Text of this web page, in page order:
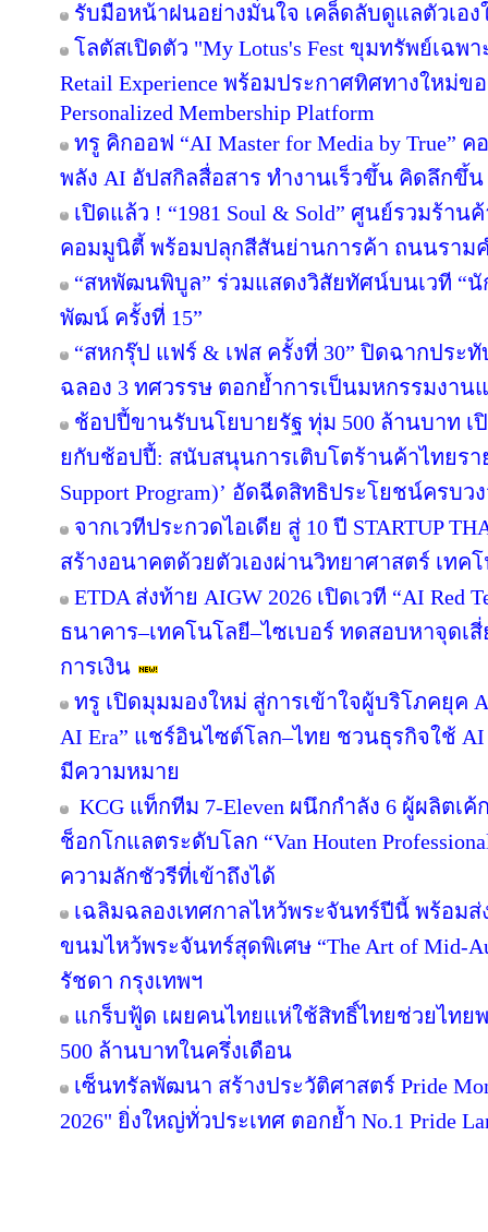
รับมือหน้าฝนอย่างมั่นใจ เคล็ดลับดูแลตัวเอง
โลตัสเปิดตัว "My Lotus's Fest ขุมทรัพย์เฉ
Retail Experience พร้อมประกาศทิศทางใหม่ขอ
Personalized Membership Platform
ทรู คิกออฟ “AI Master for Media by True”
พลัง AI อัปสกิลสื่อสาร ทำงานเร็วขึ้น คิดลึกขึ้
เปิดแล้ว ! “1981 Soul & Sold” ศูนย์รวมร้
คอมมูนิตี้ พร้อมปลุกสีสันย่านการค้า ถนนราม
“สหพัฒนพิบูล” ร่วมแสดงวิสัยทัศน์บนเวที “
พัฒน์ ครั้งที่ 15”
“สหกรุ๊ป แฟร์ & เฟส ครั้งที่ 30” ปิดฉากประ
ฉลอง 3 ทศวรรษ ตอกย้ำการเป็นมหกรรมงา
ช้อปปี้ขานรับนโยบายรัฐ ทุ่ม 500 ล้านบาท เ
ยกับช้อปปี้: สนับสนุนการเติบโตร้านค้าไทยรา
Support Program)’ อัดฉีดสิทธิประโยชน์ครบว
จากเวทีประกวดไอเดีย สู่ 10 ปี STARTUP
สร้างอนาคตด้วยตัวเองผ่านวิทยาศาสตร์ เทค
ETDA ส่งท้าย AIGW 2026 เปิดเวที “AI Red
ธนาคาร–เทคโนโลยี–ไซเบอร์ ทดสอบหาจุดเ
การเงิน
ทรู เปิดมุมมองใหม่ สู่การเข้าใจผู้บริโภคยุค
AI Era” แชร์อินไซต์โลก–ไทย ชวนธุรกิจใช้
มีความหมาย
KCG แท็กทีม 7-Eleven ผนึกกำลัง 6 ผู้ผลิตเ
ช็อกโกแลตระดับโลก “Van Houten
ความลักชัวรีที่เข้าถึงได้
เฉลิมฉลองเทศกาลไหว้พระจันทร์ปีนี้ พร้อม
ขนมไหว้พระจันทร์สุดพิเศษ “The Art of Mid-
รัชดา กรุงเทพฯ
แกร็บฟู้ด เผยคนไทยแห่ใช้สิทธิ์ไทยช่วยไทยพ
500 ล้านบาทในครึ่งเดือน
เซ็นทรัลพัฒนา สร้างประวัติศาสตร์ Pride
2026" ยิ่งใหญ่ทั่วประเทศ ตอกย้ำ No.1 Pride